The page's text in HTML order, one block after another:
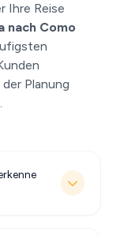
Ihre Reise
nach Como
Planung